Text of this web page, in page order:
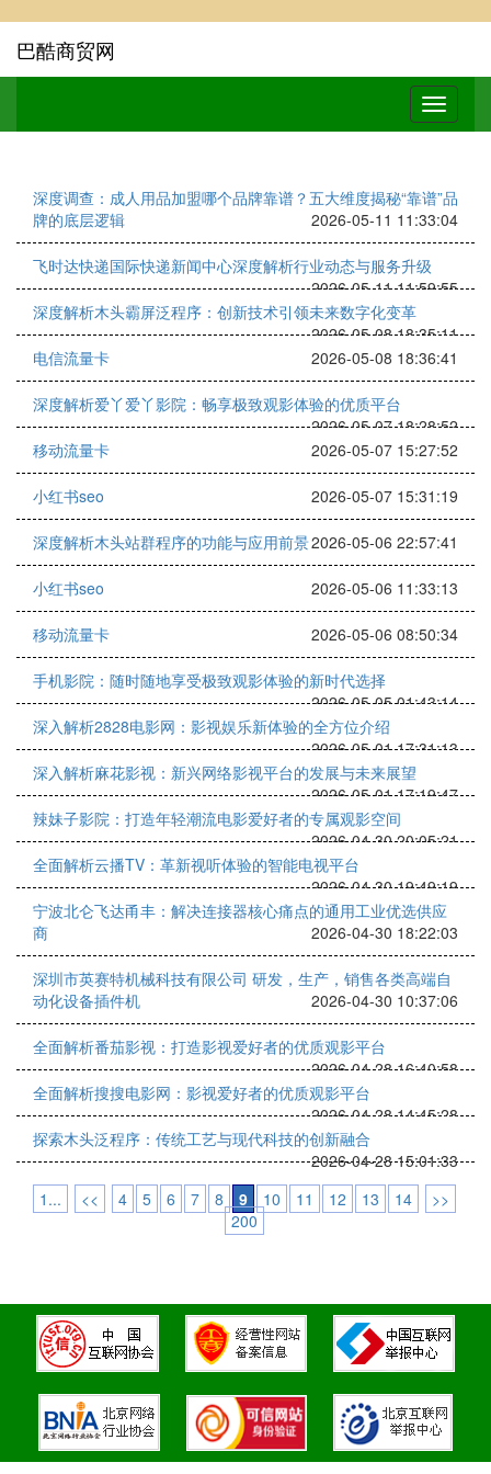
巴酷商贸网
深度调查：成人用品加盟哪个品牌靠谱？五大维度揭秘“靠谱”品
牌的底层逻辑
2026-05-11 11:33:04
飞时达快递国际快递新闻中心深度解析行业动态与服务升级
2026-05-11 11:59:55
深度解析木头霸屏泛程序：创新技术引领未来数字化变革
2026-05-08 18:35:11
电信流量卡
2026-05-08 18:36:41
深度解析爱丫爱丫影院：畅享极致观影体验的优质平台
2026-05-07 18:28:52
移动流量卡
2026-05-07 15:27:52
小红书seo 2026-05-07 15:31:19
深度解析木头站群程序的功能与应用前景2026-05-06 22:57:41
小红书seo 2026-05-06 11:33:13
移动流量卡 2026-05-06 08:50:34
手机影院：随时随地享受极致观影体验的新时代选择
2026-05-05 01:43:14
深入解析2828电影网：影视娱乐新体验的全方位介绍
2026-05-01 17:31:13
深入解析麻花影视：新兴网络影视平台的发展与未来展望
2026-05-01 17:19:47
辣妹子影院：打造年轻潮流电影爱好者的专属观影空间
2026-04-30 20:05:21
全面解析云播TV：革新视听体验的智能电视平台
2026-04-30 19:49:19
宁波北仑飞达甬丰：解决连接器核心痛点的通用工业优选供应
商
2026-04-30 18:22:03
深圳市英赛特机械科技有限公司 研发，生产，销售各类高端自
动化设备插件机
2026-04-30 10:37:06
全面解析番茄影视：打造影视爱好者的优质观影平台
2026-04-28 16:40:58
全面解析搜搜电影网：影视爱好者的优质观影平台
2026-04-28 14:45:28
探索木头泛程序：传统工艺与现代科技的创新融合
2026-04-28 15:01:33
1...
<< 4 5 6 7 8 9 10 11 12 13 14
>>
200